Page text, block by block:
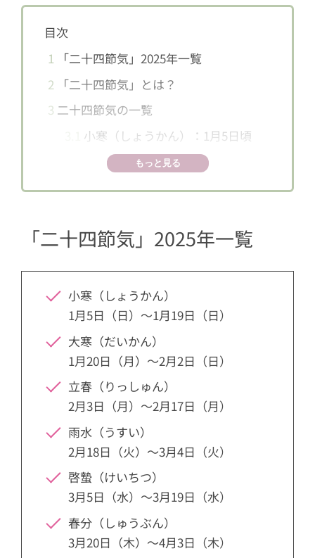
目次
1 「二十四節気」2025年一覧
2 「二十四節気」とは？
3 二十四節気の一覧
小寒（しょうかん）：1月5日頃
大寒（だいかん）：1月20日頃
3.3立春（りっしゅん）：2月4日頃
3.5啓蟄（けいちつ）：3月6日頃
3.7清明（せいめい）：4月5日頃
3.8穀雨（こくう）：4月20日頃
3.9立夏（りっか）：5月5日頃
3.10小満（しょうまん）：5月21日頃
3.11芒種（ぼうしゅ）：6月5日頃
3.12
夏至（げし）：6月21日頃
3.13小暑（しょうしょ）：7月7日頃
3.14大暑（たいしょ）：7月23日頃
3.15立秋（りっしゅう）：8月7日頃
3.16処暑（しょしょ）：8月23日頃
3.17白露（はくろ）：9月8日頃
もっと見る
「二十四節気」2025年一覧
小寒（しょうかん）
1月5日（日）～1月19日（日）
大寒（だいかん）
1月20日（月）～2月2日（日）
立春（りっしゅん）
2月3日（月）～2月17日（月）
雨水（うすい）
2月18日（火）～3月4日（火）
啓蟄（けいちつ）
3月5日（水）～3月19日（水）
春分（しゅうぶん）
3月20日（木）～4月3日（木）